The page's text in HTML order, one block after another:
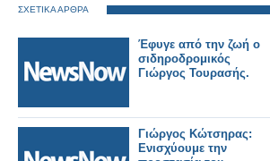
ΣΧΕΤΙΚΑ ΑΡΘΡΑ
Έφυγε από την ζωή ο
σιδηροδρομικός
Γιώργος Τουρασής.
Γιώργος Κώτσηρας:
Ενισχύουμε την